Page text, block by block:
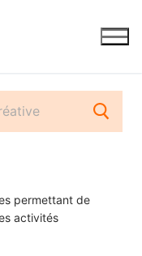
permettant de
activités